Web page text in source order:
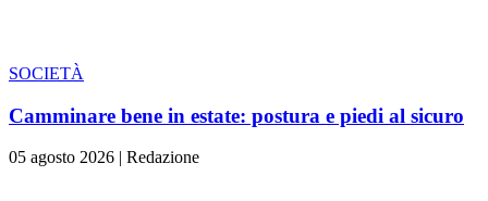
SOCIETÀ
Camminare bene in estate: postura e piedi al sicuro
05 agosto 2026 | Redazione